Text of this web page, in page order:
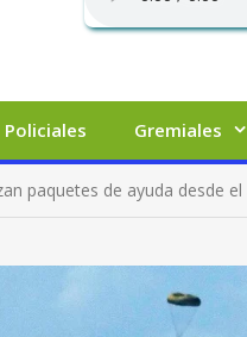
Policiales Gremiales
paquetes de ayuda desde